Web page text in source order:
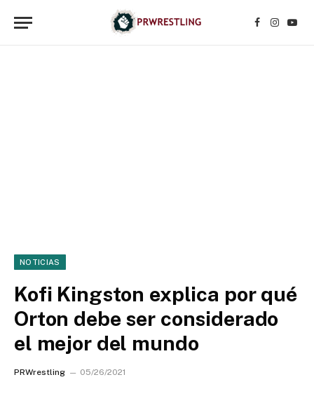
Facebook
NOTICIAS
Kofi Kingston explica por qué
Orton debe ser considerado
el mejor del mundo
PRWrestling 05/26/2021